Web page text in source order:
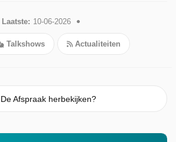
Laatste: 10-06-2026
Talkshows Actualiteiten
De Afspraak herbekijken?